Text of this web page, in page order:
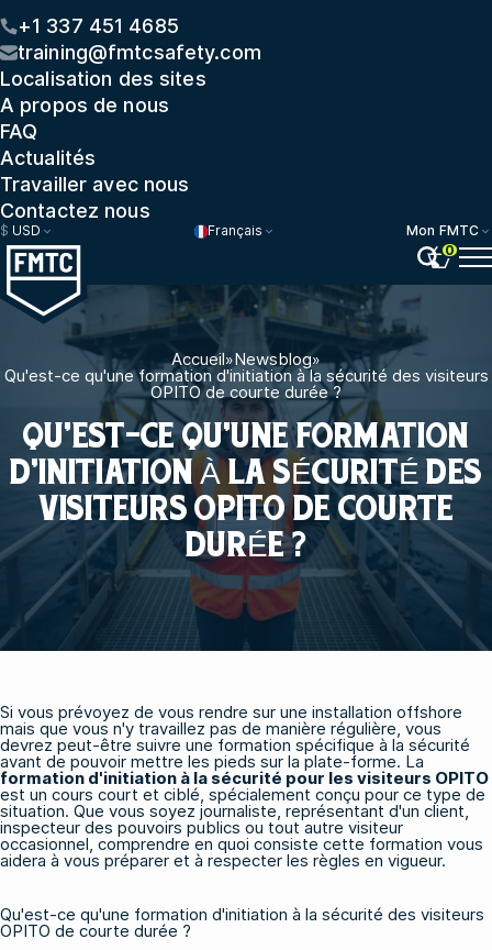
+1 337 451 4685
training@fmtcsafety.com
Localisation des sites
A propos de nous
FAQ
Actualités
Travailler avec nous
Contactez nous
$ USD Français
Mon FMTC
0
Accueil»Newsblog»
Qu'est-ce qu'une formation d'initiation à la sécurité des visiteurs
OPITO de courte durée ?
QU'EST-CE QU'UNE FORMATION
D'INITIATION À LA SÉCURITÉ DES
VISITEURS OPITO DE COURTE
DURÉE ?
Si vous prévoyez de vous rendre sur une installation offshore
mais que vous n'y travaillez pas de manière régulière, vous
devrez peut-être suivre une formation spécifique à la sécurité
avant de pouvoir mettre les pieds sur la plate-forme. La
formation d'initiation à la sécurité pour les visiteurs OPITO
est un cours court et ciblé, spécialement conçu pour ce type de
situation. Que vous soyez journaliste, représentant d'un client,
inspecteur des pouvoirs publics ou tout autre visiteur
occasionnel, comprendre en quoi consiste cette formation vous
aidera à vous préparer et à respecter les règles en vigueur.
Qu'est-ce qu'une formation d'initiation à la sécurité des visiteurs
OPITO de courte durée ?